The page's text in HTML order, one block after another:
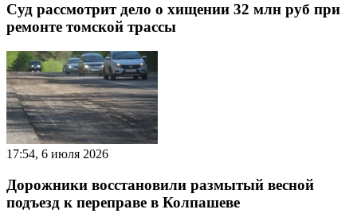
Суд рассмотрит дело о хищении 32 млн руб при
ремонте томской трассы
17:54, 6 июля 2026
Дорожники восстановили размытый весной
подъезд к переправе в Колпашеве